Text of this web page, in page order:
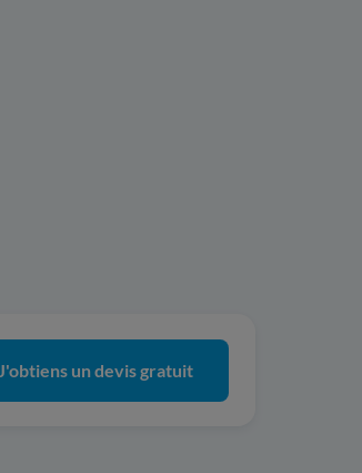
J'obtiens un devis gratuit